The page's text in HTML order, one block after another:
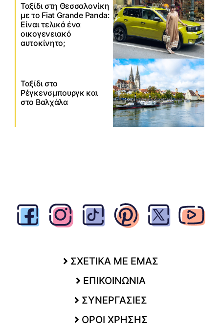
Ταξίδι στη Θεσσαλονίκη
με το Fiat Grande Panda:
Είναι τελικά ένα
οικογενειακό
αυτοκίνητο;
Ταξίδι στο
Ρέγκενσμπουργκ και
στο Βαλχάλα
ΣΧΕΤΙΚΑ ΜΕ ΕΜΑΣ
ΕΠΙΚΟΙΝΩΝΙΑ
ΣΥΝΕΡΓΑΣΙΕΣ
ΟΡΟΙ ΧΡΗΣΗΣ